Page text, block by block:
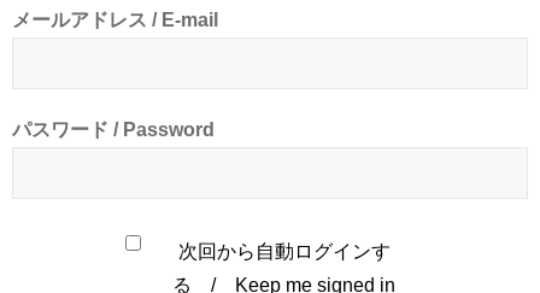
メールアドレス / E-mail
パスワード / Password
次回から自動ログインす
る / Keep me signed in